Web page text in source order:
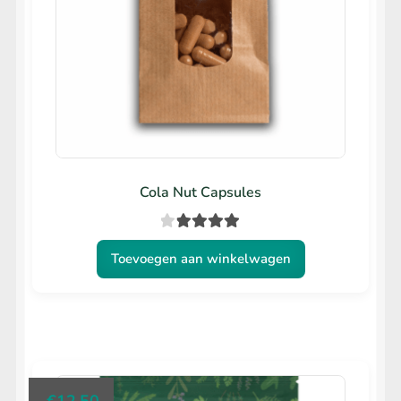
Cola Nut Capsules
Gewaarde
erd 4.00
Toevoegen aan winkelwagen